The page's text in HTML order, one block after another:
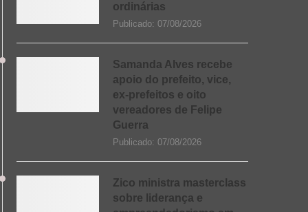
ordinárias
Publicado: 07/08/2026
Samanda Alves recebe
apoio do prefeito, vice,
ex-prefeitos e oito
vereadores de Felipe
Guerra
Publicado: 07/08/2026
Zico ministra masterclass
sobre liderança e